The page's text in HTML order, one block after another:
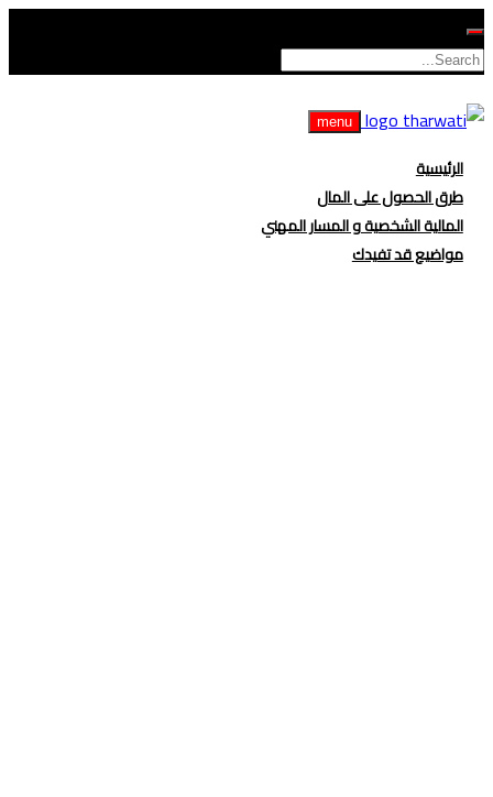
menu
الرئيسية
طرق الحصول على المال
المالية الشخصية و المسار المهني
مواضيع قد تفيدك